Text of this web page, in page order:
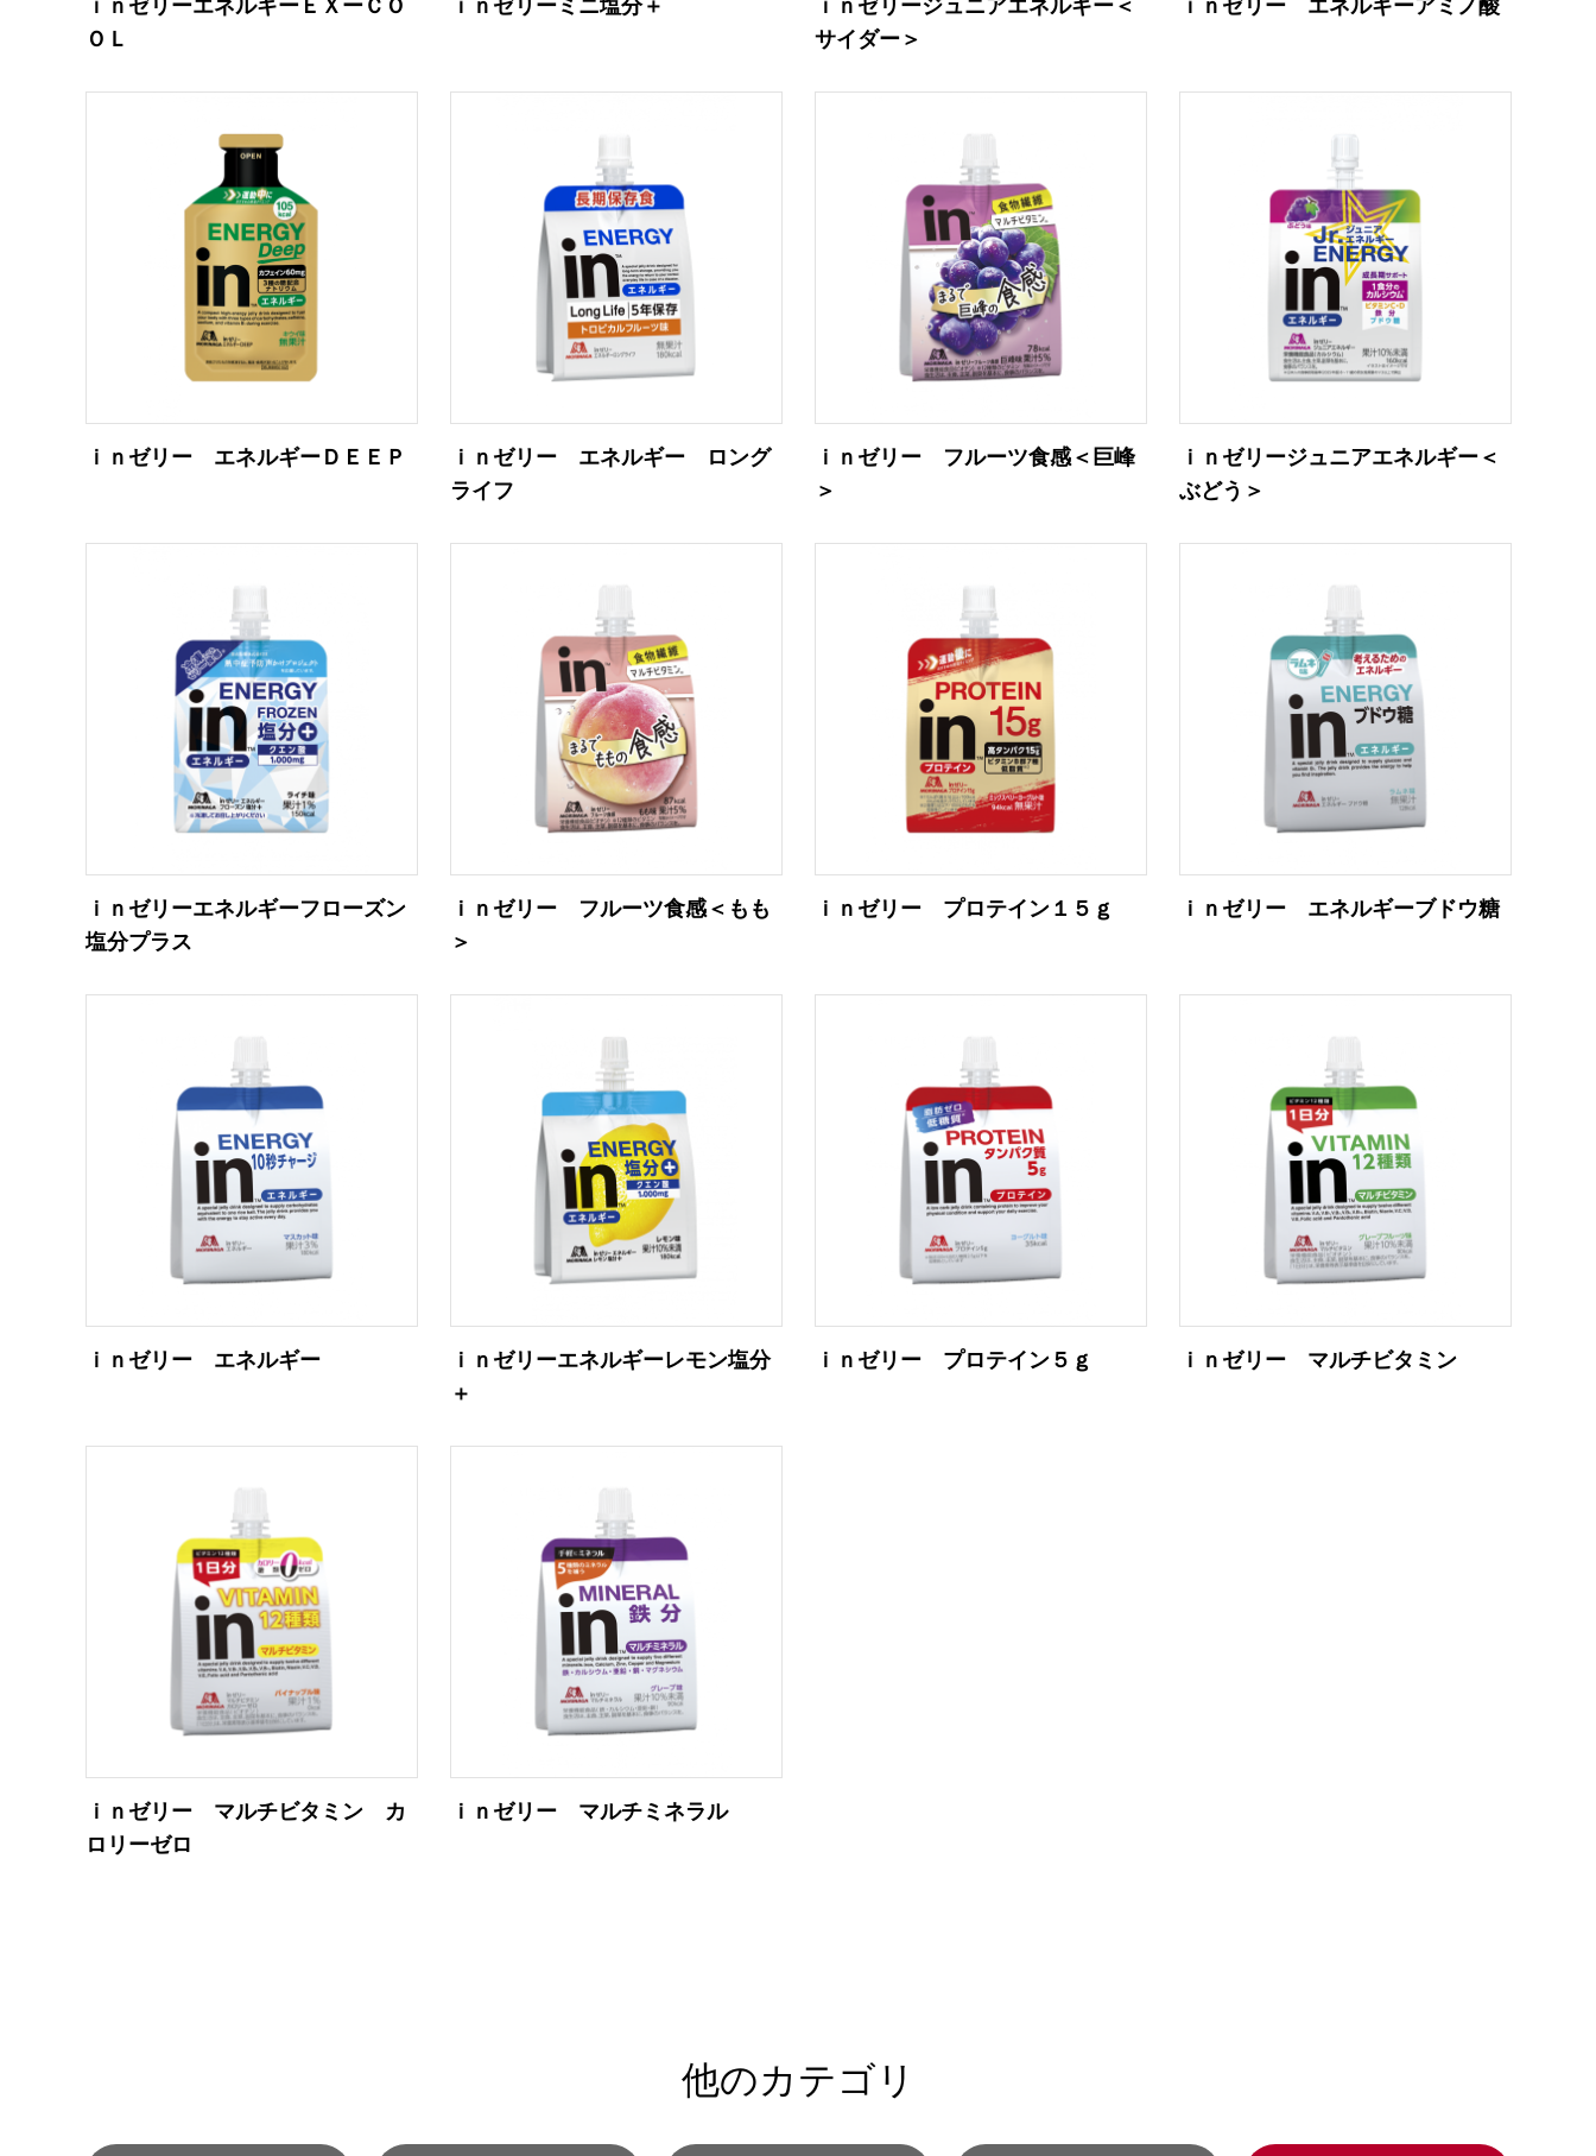
ｉｎゼリーエネルギーＥＸーＣＯ
ＯＬ
ｉｎゼリーミニ塩分＋
ｉｎゼリージュニアエネルギー＜
サイダー＞
ｉｎゼリー エネルギーアミノ酸
ｉｎゼリー エネルギーＤＥＥＰ
ｉｎゼリー エネルギー ロング
ライフ
ｉｎゼリー フルーツ食感＜巨峰
＞
ｉｎゼリージュニアエネルギー＜
ぶどう＞
ｉｎゼリーエネルギーフローズン
塩分プラス
ｉｎゼリー フルーツ食感＜もも
＞
ｉｎゼリー プロテイン１５ｇ ｉｎゼリー エネルギーブドウ糖
ｉｎゼリー エネルギー
ｉｎゼリーエネルギーレモン塩分
＋
ｉｎゼリー プロテイン５ｇ ｉｎゼリー マルチビタミン
ｉｎゼリー マルチビタミン カ
ロリーゼロ
ｉｎゼリー マルチミネラル
他のカテゴリ